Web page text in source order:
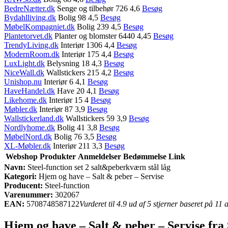
BedreNætter.dk Senge og tilbehør 726 4,6 Besøg
Bydahlliving.dk Bolig 98 4,5 Besøg
MøbelKompagniet.dk Bolig 239 4,5 Besøg
Plantetorvet.dk Planter og blomster 6440 4,45 Besøg
TrendyLiving.dk Interiør 1306 4,4 Besøg
ModernRoom.dk Interiør 175 4,4 Besøg
LuxLight.dk Belysning 18 4,3 Besøg
NiceWall.dk Wallstickers 215 4,2 Besøg
Unishop.nu Interiør 6 4,1 Besøg
HaveHandel.dk Have 20 4,1 Besøg
Likehome.dk Interiør 15 4 Besøg
Møbler.dk Interiør 87 3,9 Besøg
Wallstickerland.dk Wallstickers 59 3,9 Besøg
Nordlyhome.dk Bolig 41 3,8 Besøg
MøbelNord.dk Bolig 76 3,5 Besøg
XL-Møbler.dk Interiør 211 3,3 Besøg
Webshop Produkter Anmeldelser Bedømmelse Link
Navn: Steel-function set 2 salt&peberkværn stål låg
Kategori: Hjem og have – Salt & peber – Servise
Producent: Steel-function
Varenummer: 302067
EAN: 5708748587122Vurderet til 4.9 ud af 5 stjerner baseret på 11
Hjem og have – Salt & peber – Servise fra